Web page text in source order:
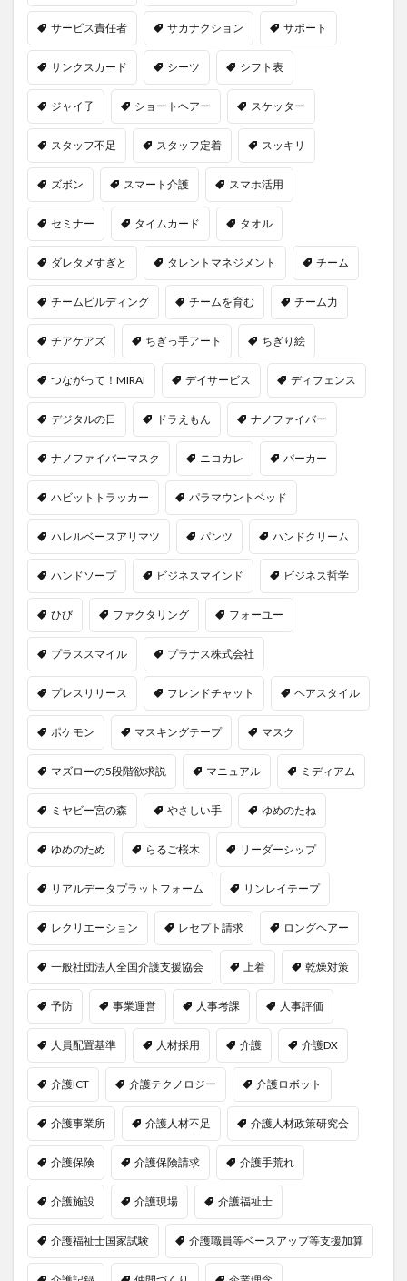
サービス責任者 サカナクション サポート
サンクスカード シーツ シフト表
ジャイ子 ショートヘアー スケッター
スタッフ不足 スタッフ定着 スッキリ
ズボン スマート介護 スマホ活用
セミナー タイムカード タオル
ダレタメすぎと タレントマネジメント チーム
チームビルディング チームを育む チーム力
チアケアズ ちぎっ手アート ちぎり絵
つながって！MIRAI デイサービス ディフェンス
デジタルの日 ドラえもん ナノファイバー
ナノファイバーマスク ニコカレ パーカー
ハビットトラッカー パラマウントベッド
ハレルベースアリマツ パンツ ハンドクリーム
ハンドソープ ビジネスマインド ビジネス哲学
ひび ファクタリング フォーユー
プラススマイル プラナス株式会社
プレスリリース フレンドチャット ヘアスタイル
ポケモン マスキングテープ マスク
マズローの5段階欲求説 マニュアル ミディアム
ミヤビー宮の森 やさしい手 ゆめのたね
ゆめのため らるご桜木 リーダーシップ
リアルデータプラットフォーム リンレイテープ
レクリエーション レセプト請求 ロングヘアー
一般社団法人全国介護支援協会 上着 乾燥対策
予防 事業運営 人事考課 人事評価
人員配置基準 人材採用 介護 介護DX
介護ICT 介護テクノロジー 介護ロボット
介護事業所 介護人材不足 介護人材政策研究会
介護保険 介護保険請求 介護手荒れ
介護施設 介護現場 介護福祉士
介護福祉士国家試験 介護職員等ベースアップ等支援加算